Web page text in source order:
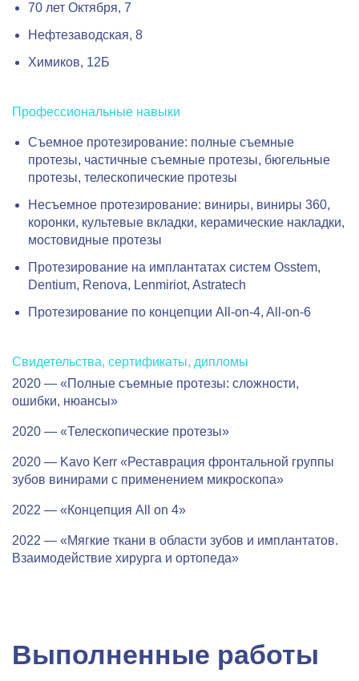
70 лет Октября, 7
Нефтезаводская, 8
Химиков, 12Б
Профессиональные навыки
Съемное протезирование: полные съемные
протезы, частичные съемные протезы, бюгельные
протезы, телескопические протезы
Несъемное протезирование: виниры, виниры 360,
коронки, культевые вкладки, керамические накладки,
мостовидные протезы
Протезирование на имплантатах систем Osstem,
Dentium, Renova, Lenmiriot, Astratech
Протезирование по концепции All-on-4, All-on-6
Свидетельства, сертификаты, дипломы
2020 — «Полные съемные протезы: сложности,
ошибки, нюансы»
2020 — «Телескопические протезы»
2020 — Kavo Kerr «Реставрация фронтальной группы
зубов винирами с применением микроскопа»
2022 — «Концепция All on 4»
2022 — «Мягкие ткани в области зубов и имплантатов.
Взаимодействие хирурга и ортопеда»
Выполненные работы